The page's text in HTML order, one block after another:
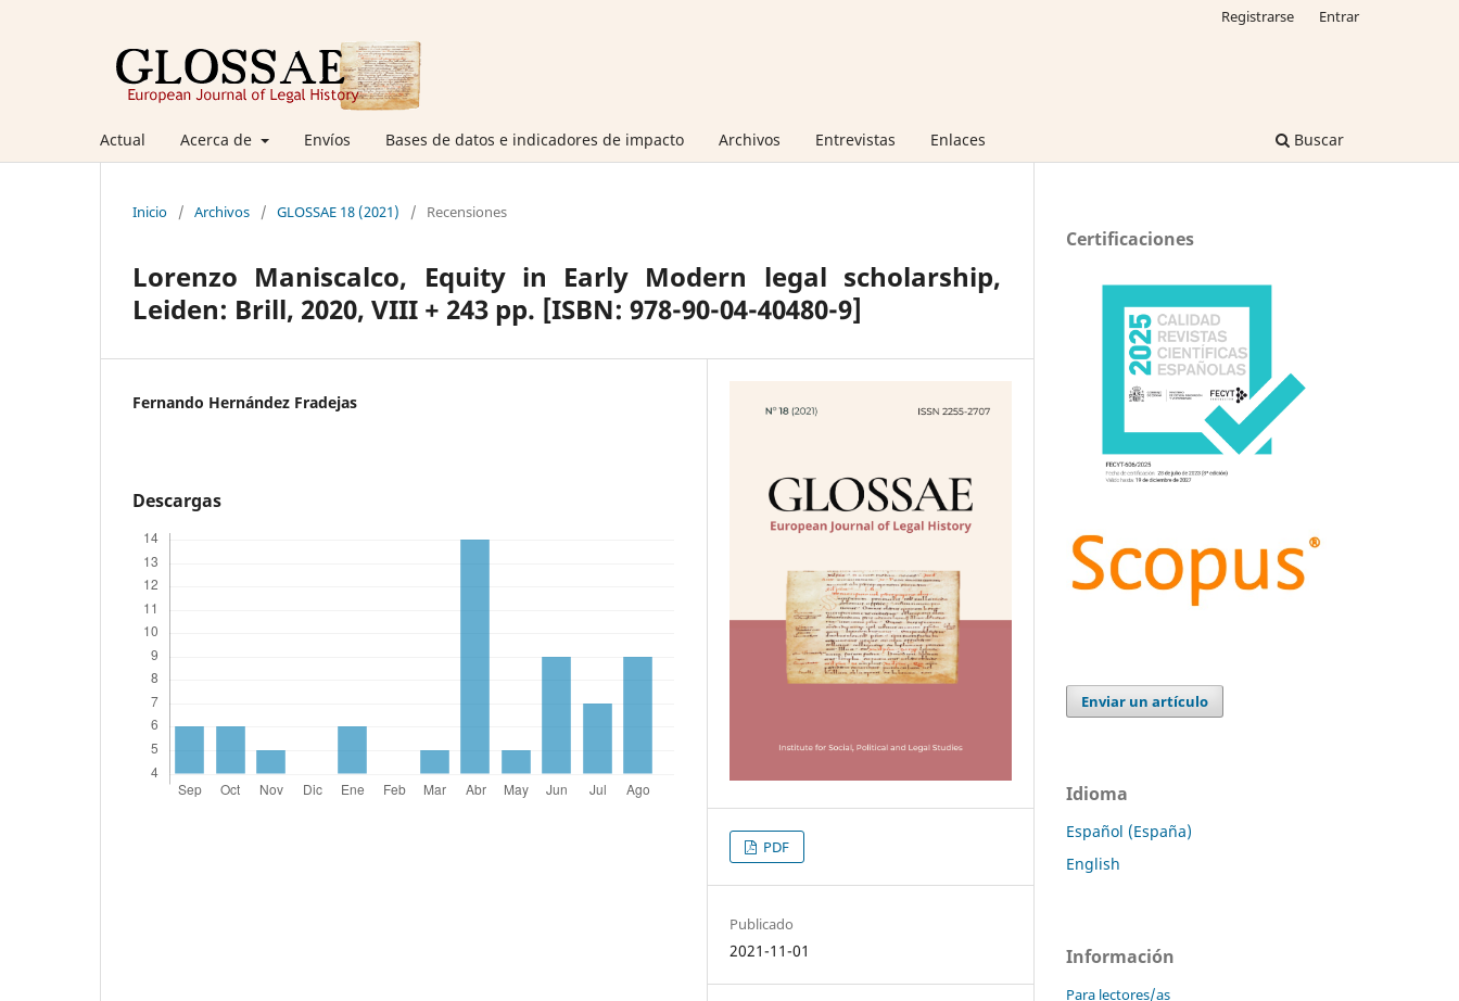
Actual Acerca de Envíos Bases de datos e indicadores de impacto Archivos Entrevistas Enlaces Buscar
Registrarse Entrar
Inicio / Archivos / GLOSSAE 18 (2021) / Recensiones
Lorenzo Maniscalco, Equity in Early Modern legal scholarship,
Leiden: Brill, 2020, VIII + 243 pp. [ISBN: 978-90-04-40480-9]
Fernando Hernández Fradejas
Descargas
PDF
Publicado
2021-11-01
Certificaciones
Enviar un artículo
Idioma
Español (España)
English
Información
Para lectores/as